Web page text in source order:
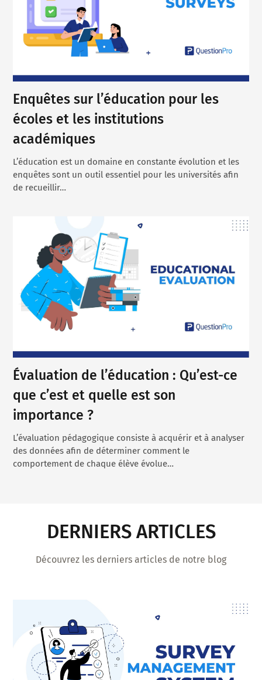
Enquêtes sur l’éducation pour les
écoles et les institutions
académiques
L’éducation est un domaine en constante évolution et les
enquêtes sont un outil essentiel pour les universités afin
de recueillir…
Évaluation de l’éducation : Qu’est-ce
que c’est et quelle est son
importance ?
L’évaluation pédagogique consiste à acquérir et à analyser
des données afin de déterminer comment le
comportement de chaque élève évolue…
DERNIERS ARTICLES
Découvrez les derniers articles de notre blog